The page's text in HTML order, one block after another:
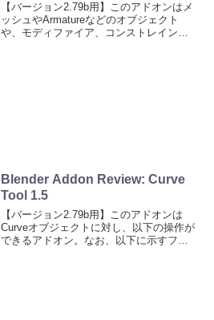
【バージョン2.79b用】このアドオンはメ
ッシュやArmatureなどのオブジェクト
や、モディファイア、コンストレイント
Blender Addon Review: Curve
Tool 1.5
【バージョン2.79b用】このアドオンは
Curveオブジェクトに対し、以下の操作が
できるアドオン。なお、以下に示すフォ